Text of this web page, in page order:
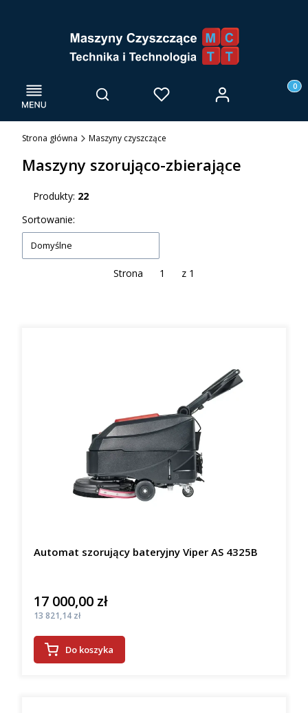
Menu Otwórz wyszukiwarkę
Szukaj Ulubione Zaloguj się
Strona główna Maszyny czyszczące
Maszyny szorująco-zbierające
Produkty: 22
Lista produktów
Sortowanie:
Domyślne
Strona z 1
Automat szorujący bateryjny Viper AS 4325B
Cena
17 000,00 zł
Cena
13 821,14 zł
Do koszyka